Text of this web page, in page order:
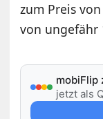
zum Preis
von ungefähr
mobiFlip
jetzt als